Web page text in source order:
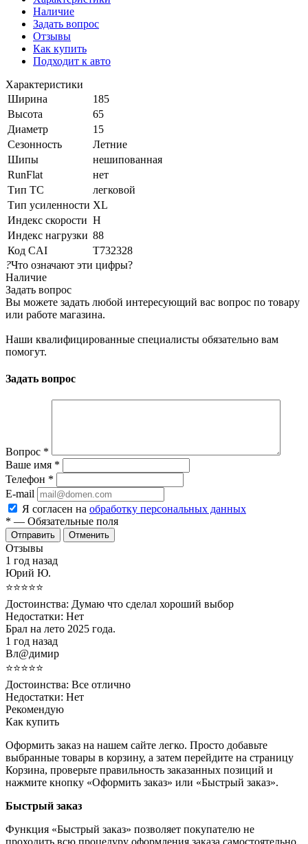
Наличие
Задать вопрос
Отзывы
Как купить
Подходит к авто
Характеристики
Ширина
185
Высота
65
Диаметр
15
Сезонность
Летние
Шипы
нешипованная
RunFlat
нет
Тип ТС
легковой
Тип усиленности XL
Индекс скорости H
Индекс нагрузки 88
Код CAI
T732328
?Что означают эти цифры?
Наличие
Задать вопрос
Вы можете задать любой интересующий вас вопрос по товару
или работе магазина.
Наши квалифицированные специалисты обязательно вам
помогут.
Задать вопрос
Вопрос *
Ваше имя *
Телефон *
E-mail
Я согласен на обработку персональных данных
* — Обязательные поля
Отменить
Отзывы
1 год назад
Юрий Ю.
⭐⭐⭐⭐⭐
Достоинства: Думаю что сделал хороший выбор
Недостатки: Нет
Брал на лето 2025 года.
1 год назад
Вл@димир
⭐⭐⭐⭐⭐
Достоинства: Все отлично
Недостатки: Нет
Рекомендую
Как купить
Оформить заказ на нашем сайте легко. Просто добавьте
выбранные товары в корзину, а затем перейдите на страницу
Корзина, проверьте правильность заказанных позиций и
нажмите кнопку «Оформить заказ» или «Быстрый заказ».
Быстрый заказ
Функция «Быстрый заказ» позволяет покупателю не